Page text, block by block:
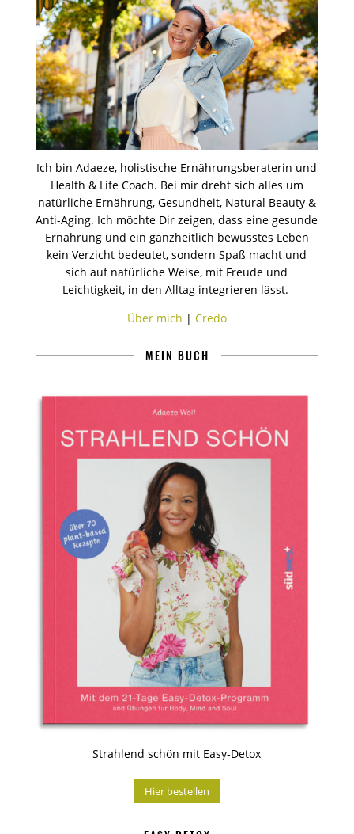
Ich bin Adaeze, holistische Ernährungsberaterin und
Health & Life Coach. Bei mir dreht sich alles um
natürliche Ernährung, Gesundheit, Natural Beauty &
Anti-Aging. Ich möchte Dir zeigen, dass eine gesunde
Ernährung und ein ganzheitlich bewusstes Leben
kein Verzicht bedeutet, sondern Spaß macht und
sich auf natürliche Weise, mit Freude und
Leichtigkeit, in den Alltag integrieren lässt.
Über mich | Credo
MEIN BUCH
Strahlend schön mit Easy-Detox
Hier bestellen